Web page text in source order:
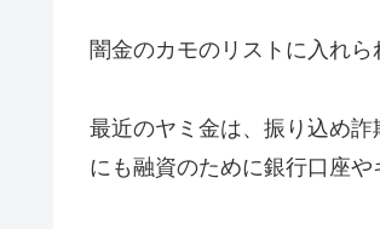
闇金のカモのリストに入れ
最近のヤミ金は、振り込め
にも融資のために銀行口座や